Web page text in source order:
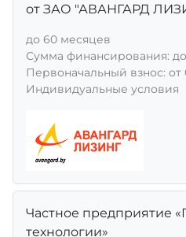
от ЗАО "АВАНГАРД
до 60 месяцев
Сумма финансирования: до
Первоначальный взнос: от
Индивидуальные условия
Частное предприятие
технологии»